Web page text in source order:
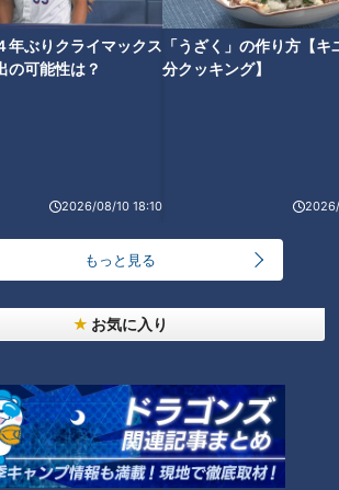
年ぶりクライマックス
の可能性は？
2026/08/10 18:10
「うざく」の作り方【キ
分クッキング】
もっと見る
お気に入り
たら歩くという風になっています。手をあ
てメイちゃんが立ってくれる感じです」
歩きませんが、メイちゃんはエサ欲しさ